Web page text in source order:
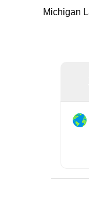
Michigan